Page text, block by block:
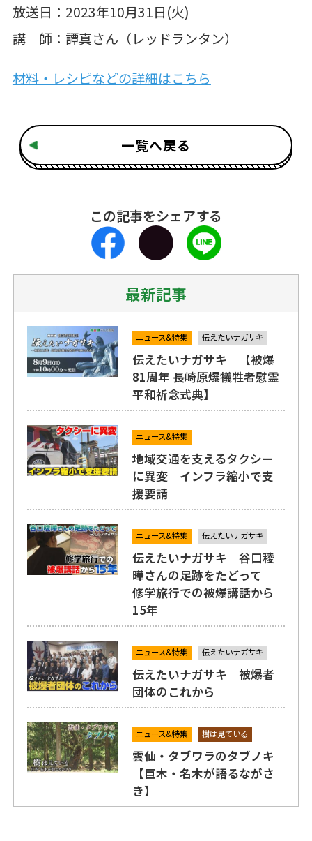
放送日：2023年10月31日(火)
講 師：譚真さん（レッドランタン）
材料・レシピなどの詳細はこちら
一覧へ戻る
この記事をシェアする
最新記事
ニュース&特集 伝えたいナガサキ
伝えたいナガサキ 【被爆
81周年 長崎原爆犠牲者慰霊
平和祈念式典】
ニュース&特集
地域交通を支えるタクシー
に異変 インフラ縮小で支
援要請
ニュース&特集 伝えたいナガサキ
伝えたいナガサキ 谷口稜
曄さんの足跡をたどって
修学旅行での被爆講話から
15年
ニュース&特集 伝えたいナガサキ
伝えたいナガサキ 被爆者
団体のこれから
ニュース&特集 樹は見ている
雲仙・タブワラのタブノキ
【巨木・名木が語るながさ
き】